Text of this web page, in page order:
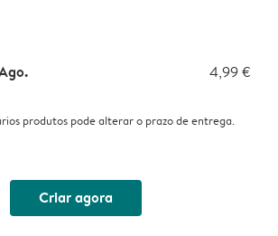
4,99 €
produtos pode alterar o prazo de entrega.
Criar agora